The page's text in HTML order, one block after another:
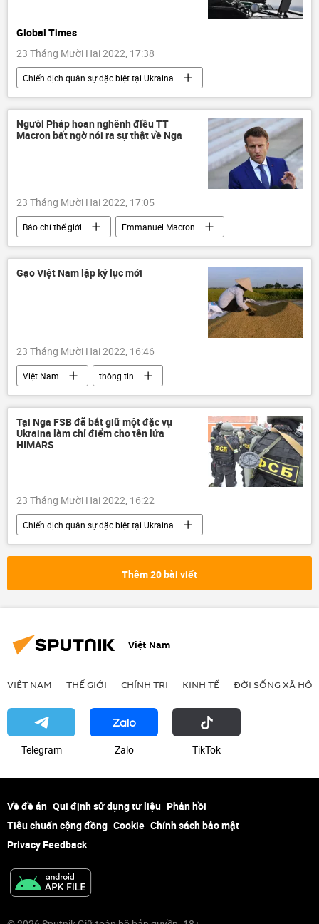
Vladimir Putin
Global Times
23 Tháng Mười Hai 2022, 17:38
Chiến dịch quân sự đặc biệt tại Ukraina
Ukraina
xung đột Báo chí thế giới
Người Pháp hoan nghênh điều TT
Macron bất ngờ nói ra sự thật về Nga
23 Tháng Mười Hai 2022, 17:05
Báo chí thế giới
Emmanuel Macron
Nga
Ukraina
phương Tây
Vladimir Zelensky
xung đột Pháp
Gạo Việt Nam lập kỷ lục mới
23 Tháng Mười Hai 2022, 16:46
Việt Nam
thông tin
quản lý thị trường
xuất nhập khẩu
Kinh tế
lúa gạo
Tại Nga FSB đã bắt giữ một đặc vụ
Ukraina làm chỉ điểm cho tên lửa
HIMARS
23 Tháng Mười Hai 2022, 16:22
Chiến dịch quân sự đặc biệt tại Ukraina
Ukraina
Nga
FSB
Thêm 20 bài viết
Việt Nam
VIỆT NAM THẾ GIỚI CHÍNH TRỊ KINH TẾ ĐỜI SỐNG XÃ HỘI
Telegram Zalo ТikТоk
Về đề án Qui định sử dụng tư liệu Phản hồi
Tiêu chuẩn cộng đồng Cookie Chính sách bảo mật
Privacy Feedback